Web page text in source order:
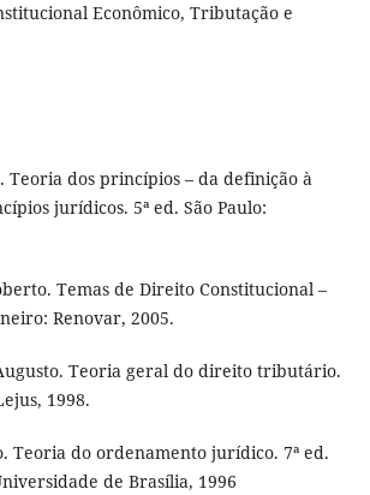
Econômico, Tributação e
Teoria dos princípios – da definição à
jurídicos. 5ª ed. São Paulo:
Temas de Direito Constitucional –
Renovar, 2005.
Teoria geral do direito tributário.
1998.
Teoria do ordenamento jurídico. 7ª ed.
de Brasília, 1996